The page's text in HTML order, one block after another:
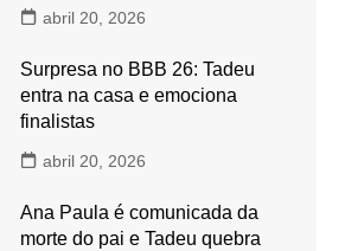
abril 20, 2026
Surpresa no BBB 26: Tadeu
entra na casa e emociona
finalistas
abril 20, 2026
Ana Paula é comunicada da
morte do pai e Tadeu quebra